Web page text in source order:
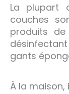
La plupart
couches
produits
gants
À la maison,